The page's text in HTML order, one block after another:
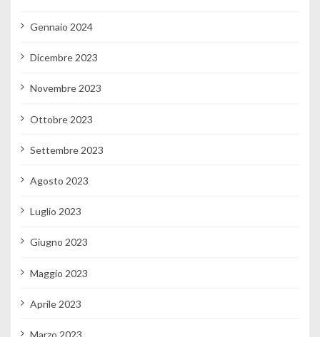
Gennaio 2024
Dicembre 2023
Novembre 2023
Ottobre 2023
Settembre 2023
Agosto 2023
Luglio 2023
Giugno 2023
Maggio 2023
Aprile 2023
Marzo 2023